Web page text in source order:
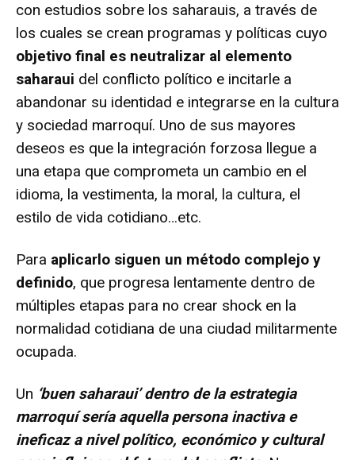
con estudios sobre los saharauis, a través de
los cuales se crean programas y políticas cuyo
objetivo final es neutralizar al elemento
saharaui del conflicto político e incitarle a
abandonar su identidad e integrarse en la cultura
y sociedad marroquí. Uno de sus mayores
deseos es que la integración forzosa llegue a
una etapa que comprometa un cambio en el
idioma, la vestimenta, la moral, la cultura, el
estilo de vida cotidiano…etc.
Para aplicarlo siguen un método complejo y
definido, que progresa lentamente dentro de
múltiples etapas para no crear shock en la
normalidad cotidiana de una ciudad militarmente
ocupada.
Un ‘buen saharaui’ dentro de la estrategia
marroquí sería aquella persona inactiva e
ineficaz a nivel político, económico y cultural